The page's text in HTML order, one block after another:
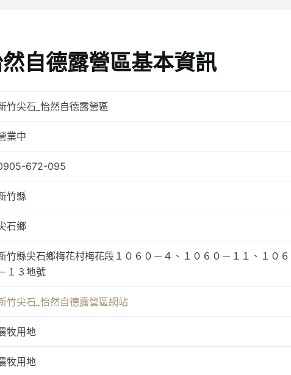
自德露營區基本資訊
竹尖石_怡然自德露營區
業中
672-095
竹縣
石鄉
竹縣尖石鄉梅花村梅花段１０６０－４、１０６０－１１、１０
１３地號
竹尖石_怡然自德露營區網站
牧用地
牧用地